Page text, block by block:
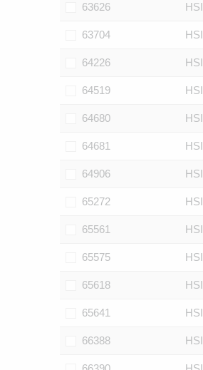
63626 HSI
63704 HSI
64226 HSI
64519 HSI
64680 HSI
64681 HSI
64906 HSI
65272 HSI
65561 HSI
65575 HSI
65618 HSI
65641 HSI
66388 HSI